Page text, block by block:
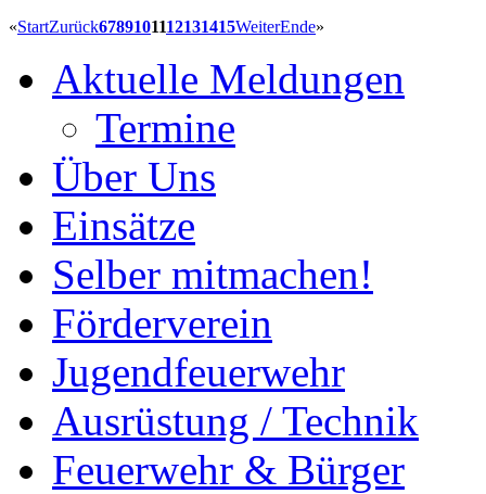
«StartZurück6789101112131415WeiterEnde»
Aktuelle Meldungen
Termine
Über Uns
Einsätze
Selber mitmachen!
Förderverein
Jugendfeuerwehr
Ausrüstung / Technik
Feuerwehr & Bürger